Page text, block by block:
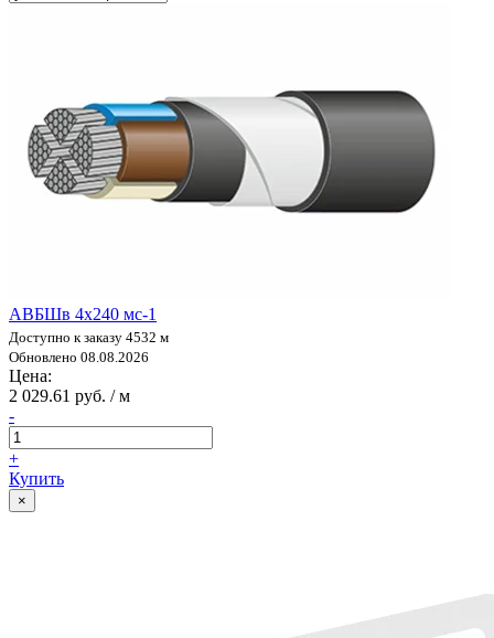
АВБШв 4х240 мс-1
Доступно к заказу 4532 м
Обновлено 08.08.2026
Цена:
2 029.61 руб. / м
-
+
Купить
×